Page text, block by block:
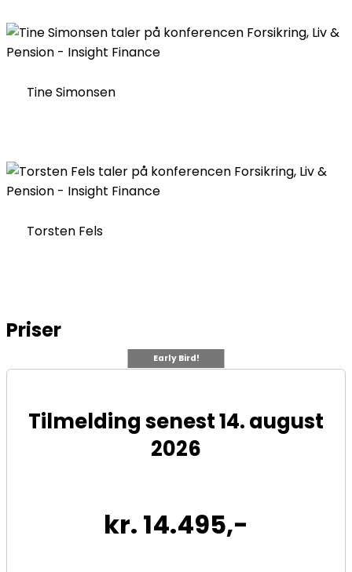
Tine Simonsen
Torsten Fels
Priser
Early Bird!
Tilmelding senest 14. august
2026
kr. 14.495,-